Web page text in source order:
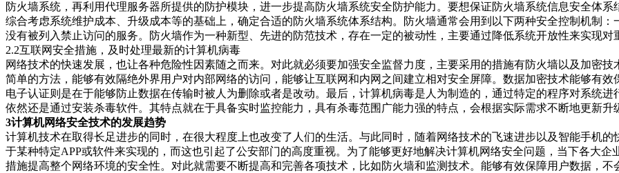
防火墙系统，再利用代理服务器所提供的防护模块，进一步提高防火墙系统安全防护能力。要想保证防火墙系统信息安全体
综合考虑系统维护成本、升级成本等的基础上，确定合适的防火墙系统体系结构。防火墙通常会用到以下两种安全控制机制
没有被列入禁止访问的服务。防火墙作为一种新型、先进的防范技术，存在一定的被动性，主要通过降低系统开放性来实现对
2.2互联网安全措施，及时处理最新的计算机病毒
网络技术的快速发展，也让各种危险性因素随之而来。对此就必须要加强安全监督力度，主要采用的措施有防火墙以及加密
简单的方法，能够有效隔绝外界用户对内部网络的访问，能够让互联网和内网之间建立相对安全屏障。数据加密技术能够有
电子认证则是在于能够防止数据在传输时被人为删除或者是改动。最后，计算机病毒是人为制造的，通过特定的程序对系统
依然还是通过安装杀毒软件。其特点就在于具备实时监控能力，具有杀毒范围广能力强的特点，会根据实际需求不断地更新升
3计算机网络安全技术的发展趋势
计算机技术在取得长足进步的同时，在很大程度上也改变了人们的生活。与此同时，随着网络技术的飞速进步以及智能手机
于某种特定APP或软件来实现的，而这也引起了公安部门的高度重视。为了能够更好地解决计算机网络安全问题，当下各大
措施提高整个网络环境的安全性。对此就需要不断提高和完善各项技术，比如防火墙和监测技术。能够有效保障用户数据，